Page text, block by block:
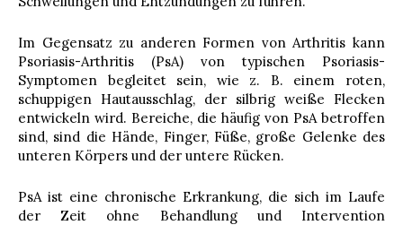
Im Gegensatz zu anderen Formen von Arthritis kann
Psoriasis-Arthritis (PsA) von typischen Psoriasis-
Symptomen begleitet sein, wie z. B. einem roten,
schuppigen Hautausschlag, der silbrig weiße Flecken
entwickeln wird. Bereiche, die häufig von PsA betroffen
sind, sind die Hände, Finger, Füße, große Gelenke des
unteren Körpers und der untere Rücken.
PsA ist eine chronische Erkrankung, die sich im Laufe
der Zeit ohne Behandlung und Intervention